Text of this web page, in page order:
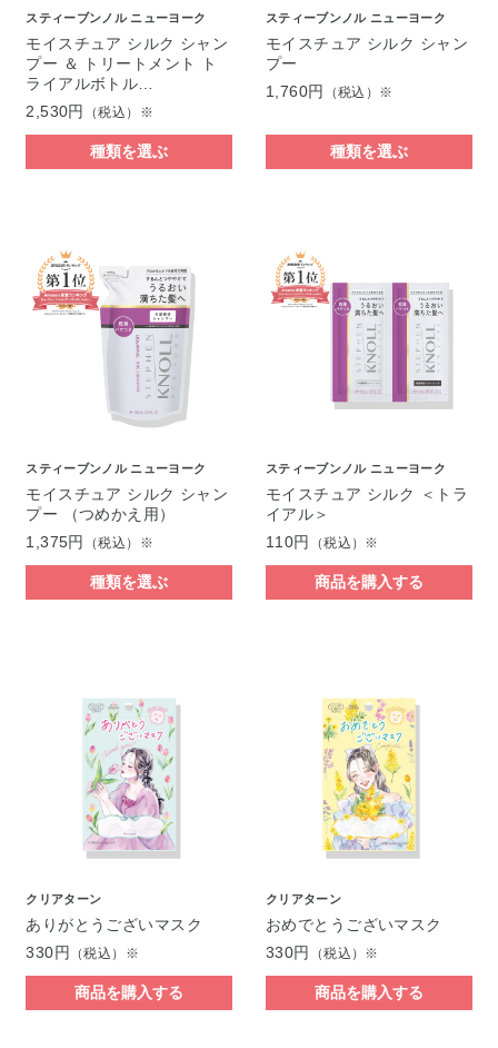
スティーブンノル ニューヨーク
モイスチュア シルク シャン
プー ＆ トリートメント ト
ライアルボトル…
2,530円
（税込）※
種類を選ぶ
スティーブンノル ニューヨーク
モイスチュア シルク シャン
プー
1,760円
（税込）※
種類を選ぶ
スティーブンノル ニューヨーク
モイスチュア シルク シャン
プー （つめかえ用）
1,375円
（税込）※
種類を選ぶ
スティーブンノル ニューヨーク
モイスチュア シルク ＜トラ
イアル＞
110円
（税込）※
商品を購入する
クリアターン
ありがとうございマスク
330円 （税込）※
商品を購入する
クリアターン
おめでとうございマスク
330円
（税込）※
商品を購入する